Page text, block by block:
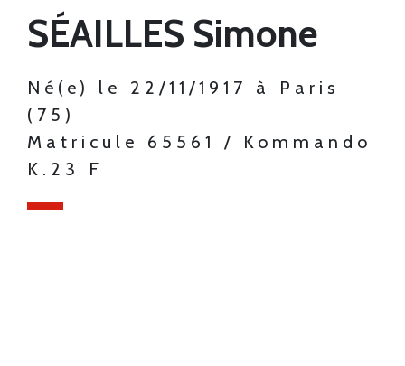
SÉAILLES Simone
Né(e) le 22/11/1917 à Paris
(75)
Matricule 65561 / Kommando
K.23 F